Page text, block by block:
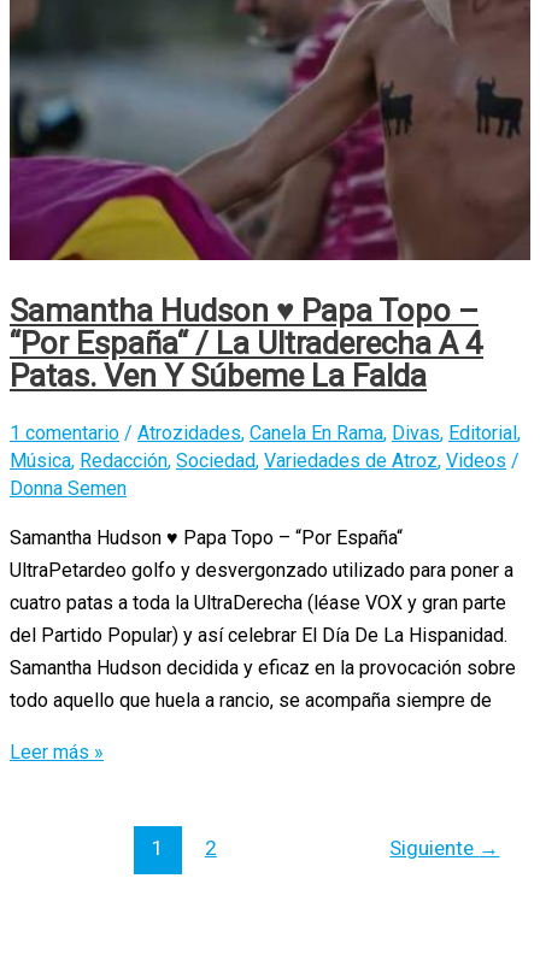
Samantha Hudson ♥ Papa Topo –
“Por España“ / La Ultraderecha A 4
Patas. Ven Y Súbeme La Falda
1 comentario / Atrozidades, Canela En Rama, Divas, Editorial,
Música, Redacción, Sociedad, Variedades de Atroz, Videos /
Donna Semen
Samantha Hudson ♥ Papa Topo – “Por España“
UltraPetardeo golfo y desvergonzado utilizado para poner a
cuatro patas a toda la UltraDerecha (léase VOX y gran parte
del Partido Popular) y así celebrar El Día De La Hispanidad.
Samantha Hudson decidida y eficaz en la provocación sobre
todo aquello que huela a rancio, se acompaña siempre de
Samantha
Leer más »
1 2 Siguiente →